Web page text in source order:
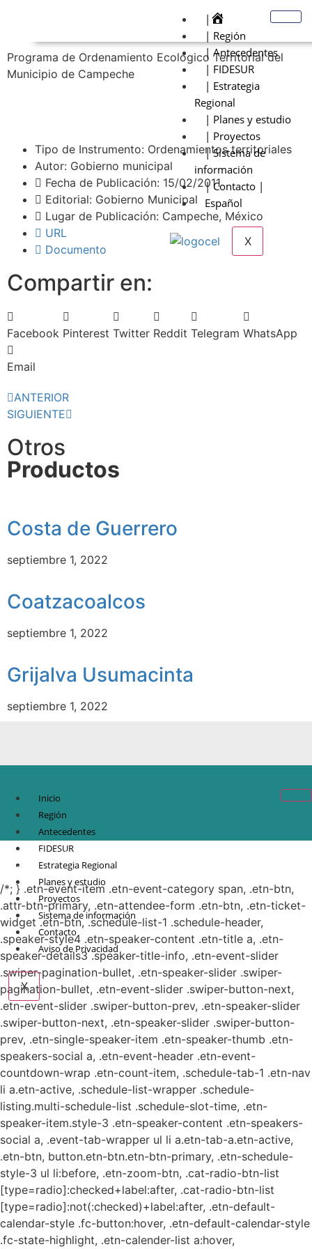
|
| Región
| Antecedentes
| FIDESUR
| Estrategia
Regional
| Planes y estudio
| Proyectos
| Sistema de
información
| Contacto |
Español
X
Programa de Ordenamiento Ecológico Territorial del
Municipio de Campeche
Tipo de Instrumento: Ordenamientos territoriales
Autor: Gobierno municipal
Fecha de Publicación: 15/02/2011
Editorial: Gobierno Municipal
Lugar de Publicación: Campeche, México
URL
Documento
Compartir en:
Facebook Pinterest Twitter Reddit Telegram WhatsApp
Email
ANTERIOR
SIGUIENTE
Otros
Productos
Costa de Guerrero
septiembre 1, 2022
Coatzacoalcos
septiembre 1, 2022
Grijalva Usumacinta
septiembre 1, 2022
Inicio
Región
Antecedentes
FIDESUR
Estrategia Regional
Planes y estudio
Proyectos
Sistema de información
Contacto
Aviso de Privacidad
X
© Copyright 2021.
Sureste.
/*; } .etn-event-item .etn-event-category span, .etn-btn,
.attr-btn-primary, .etn-attendee-form .etn-btn, .etn-ticket-
widget .etn-btn, .schedule-list-1 .schedule-header,
.speaker-style4 .etn-speaker-content .etn-title a, .etn-
speaker-details3 .speaker-title-info, .etn-event-slider
.swiper-pagination-bullet, .etn-speaker-slider .swiper-
pagination-bullet, .etn-event-slider .swiper-button-next,
.etn-event-slider .swiper-button-prev, .etn-speaker-slider
.swiper-button-next, .etn-speaker-slider .swiper-button-
prev, .etn-single-speaker-item .etn-speaker-thumb .etn-
speakers-social a, .etn-event-header .etn-event-
countdown-wrap .etn-count-item, .schedule-tab-1 .etn-nav
li a.etn-active, .schedule-list-wrapper .schedule-
listing.multi-schedule-list .schedule-slot-time, .etn-
speaker-item.style-3 .etn-speaker-content .etn-speakers-
social a, .event-tab-wrapper ul li a.etn-tab-a.etn-active,
.etn-btn, button.etn-btn.etn-btn-primary, .etn-schedule-
style-3 ul li:before, .etn-zoom-btn, .cat-radio-btn-list
[type=radio]:checked+label:after, .cat-radio-btn-list
[type=radio]:not(:checked)+label:after, .etn-default-
calendar-style .fc-button:hover, .etn-default-calendar-style
.fc-state-highlight, .etn-calender-list a:hover,